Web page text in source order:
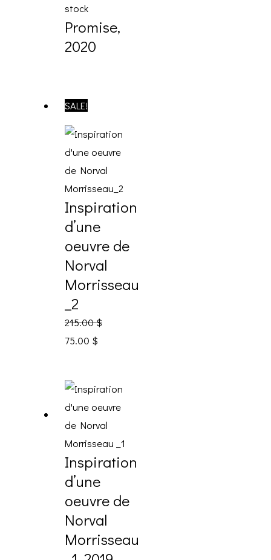
stock
Promise,
2020
SALE!
Inspiration
d’une
oeuvre de
Norval
Morrisseau
_2
215.00$
75.00 $
Inspiration
d’une
oeuvre de
Norval
Morrisseau